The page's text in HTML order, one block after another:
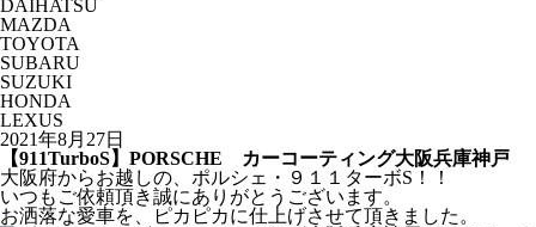
DAIHATSU
MAZDA
TOYOTA
SUBARU
SUZUKI
HONDA
LEXUS
2021年8月27日
【911TurboS】PORSCHE カーコーティング大阪兵庫神戸
大阪府からお越しの、ポルシェ・９１１ターボS！！
いつもご依頼頂き誠にありがとうございます。
お洒落な愛車を、ピカピカに仕上げさせて頂きました。